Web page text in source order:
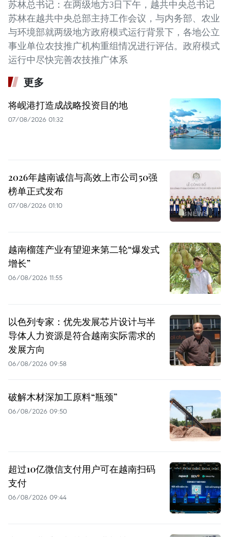
苏林总书记：在两级地方3日下午，越共中央总书记
苏林在越共中央总部主持工作会议，与内务部、农业
与环境部就两级地方政府模式运行背景下，各地公立
事业单位农技推广机构重组情况进行评估。政府模式
运行中尽快完善农技推广体系
更多
将岘港打造成战略投资目的地
07/08/2026 01:32
2026年越南诚信与高效上市公司50强
榜单正式发布
07/08/2026 01:10
越南榴莲产业有望迎来第二轮“爆发式
增长”
06/08/2026 11:55
以色列专家：优先发展芯片设计与半
导体人力资源是符合越南实际需求的
发展方向
06/08/2026 09:58
破解木材深加工原料“瓶颈”
06/08/2026 09:50
超过10亿微信支付用户可在越南扫码
支付
06/08/2026 09:44